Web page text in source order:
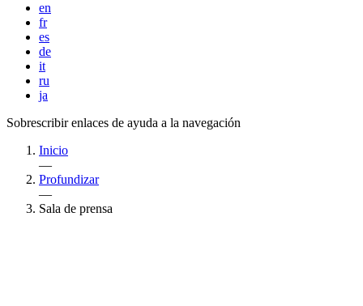
en
fr
es
de
it
ru
ja
Sobrescribir enlaces de ayuda a la navegación
Inicio
—
Profundizar
—
Sala de prensa